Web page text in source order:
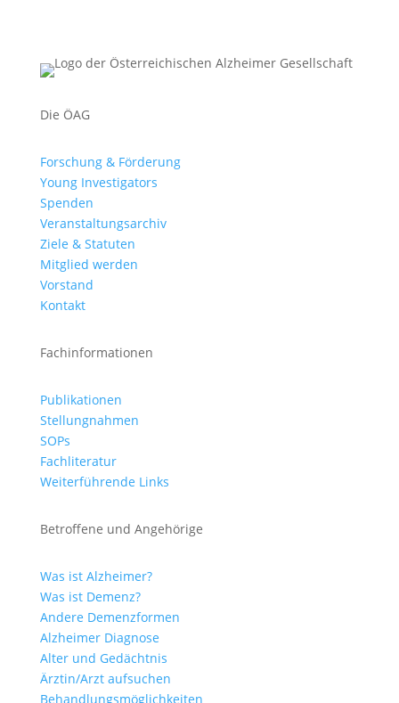
Die ÖAG
Forschung & Förderung
Young Investigators
Spenden
Veranstaltungsarchiv
Ziele & Statuten
Mitglied werden
Vorstand
Kontakt
Fachinformationen
Publikationen
Stellungnahmen
SOPs
Fachliteratur
Weiterführende Links
Betroffene und Angehörige
Was ist Alzheimer?
Was ist Demenz?
Andere Demenzformen
Alzheimer Diagnose
Alter und Gedächtnis
Ärztin/Arzt aufsuchen
Behandlungsmöglichkeiten